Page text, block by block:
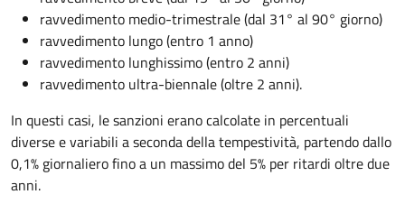
ravvedimento medio-trimestrale (dal 31° al 90° giorno)
ravvedimento lungo (entro 1 anno)
ravvedimento lunghissimo (entro 2 anni)
ravvedimento ultra-biennale (oltre 2 anni).
In questi casi, le sanzioni erano calcolate in percentuali
diverse e variabili a seconda della tempestività, partendo dallo
0,1% giornaliero fino a un massimo del 5% per ritardi oltre due
anni.